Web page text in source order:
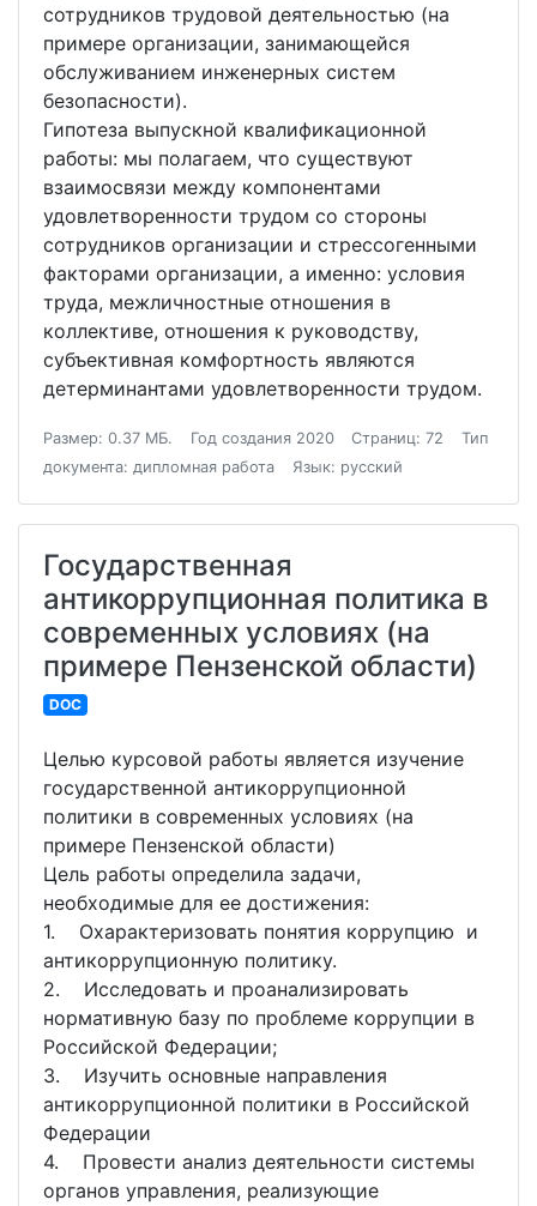
сотрудников трудовой деятельностью (на
примере организации, занимающейся
обслуживанием инженерных систем
безопасности).
Гипотеза выпускной квалификационной
работы: мы полагаем, что существуют
взаимосвязи между компонентами
удовлетворенности трудом со стороны
сотрудников организации и стрессогенными
факторами организации, а именно: условия
труда, межличностные отношения в
коллективе, отношения к руководству,
субъективная комфортность являются
детерминантами удовлетворенности трудом.
Размер: 0.37 МБ. Год создания 2020 Страниц: 72
Тип
документа: дипломная работа
Язык: русский
Государственная
антикоррупционная политика в
современных условиях (на
примере Пензенской области)
DOC
Целью курсовой работы является изучение
государственной антикоррупционной
политики в современных условиях (на
примере Пензенской области)
Цель работы определила задачи,
необходимые для ее достижения:
1. Охарактеризовать понятия коррупцию и
антикоррупционную политику.
2. Исследовать и проанализировать
нормативную базу по проблеме коррупции в
Российской Федерации;
3. Изучить основные направления
антикоррупционной политики в Российской
Федерации
4. Провести анализ деятельности системы
органов управления, реализующие